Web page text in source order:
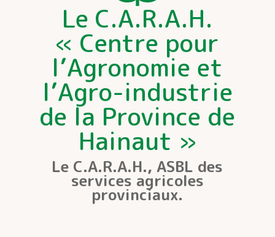
Le C.A.R.A.H.
« Centre pour
l’Agronomie et
l’Agro-industrie
de la Province de
Hainaut »
Le C.A.R.A.H., ASBL des
services agricoles
provinciaux.